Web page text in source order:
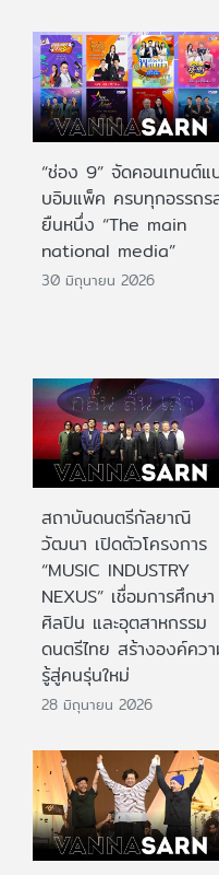
“ช่อง 9” จัดคอนเทนต์แ
บอิมแพ็ค ครบทุกอรรถร
ยืนหนึ่ง “The main
national media”
30 มิถุนายน 2026
สถาบันดนตรีกัลยาณิ
วัฒนา เปิดตัวโครงการ
“MUSIC INDUSTRY
NEXUS” เชื่อมการศึกษา
ศิลปิน และอุตสาหกรรม
ดนตรีไทย สร้างองค์คว
รู้สู่คนรุ่นใหม่
28 มิถุนายน 2026